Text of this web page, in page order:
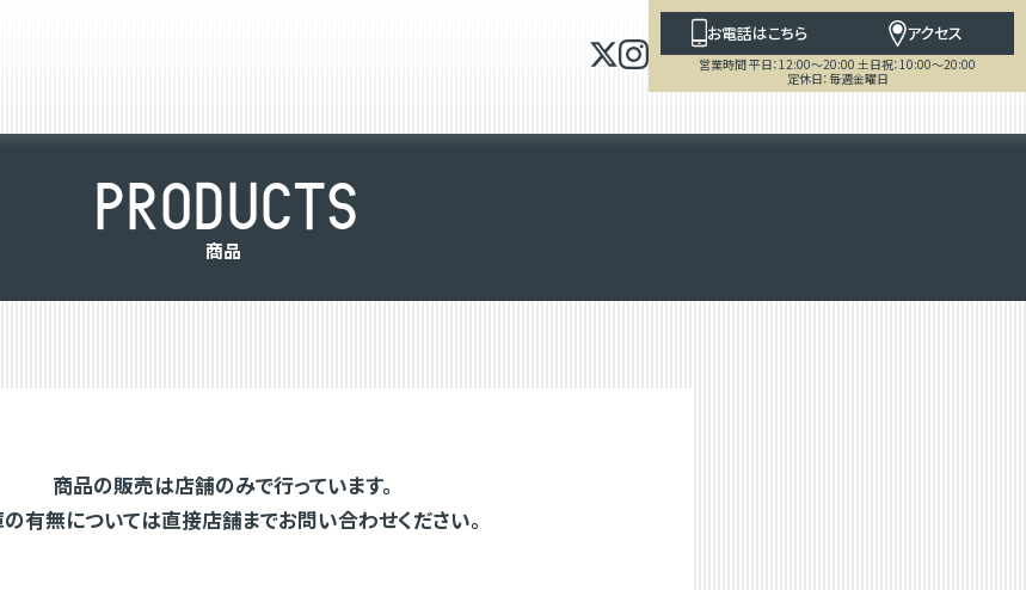
お電話はこちら アクセス
営業時間 平日：12:00～20:00 土日祝：10:00～20:00
定休日：毎週金曜日
PRODUCTS
商品
商品の販売は店舗のみで行っています。
有無については直接店舗までお問い合わせください。